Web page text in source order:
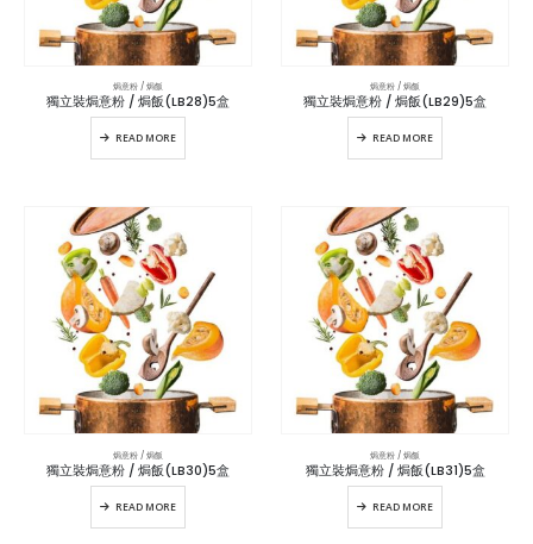
焗意粉 / 焗飯
獨立裝焗意粉 / 焗飯(LB28)5盒
READ MORE
焗意粉 / 焗飯
獨立裝焗意粉 / 焗飯(LB29)5盒
READ MORE
焗意粉 / 焗飯
獨立裝焗意粉 / 焗飯(LB30)5盒
READ MORE
焗意粉 / 焗飯
獨立裝焗意粉 / 焗飯(LB31)5盒
READ MORE